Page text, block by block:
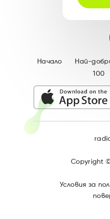
Начало
Най-
100
Copyright
Условия за